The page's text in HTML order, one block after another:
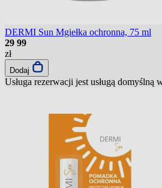
DERMI Sun Mgiełka ochronna, 75 ml
29 99
zł
Dodaj
Usługa rezerwacji jest usługą domyślną